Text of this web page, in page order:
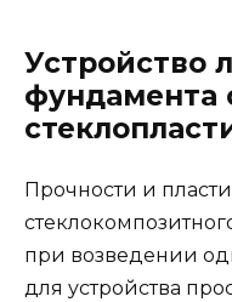
Устройство
фундамента
Прочности и
при возведении
для устройства